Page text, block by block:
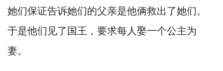
她们保证告诉她们的父亲是他俩救出了她们。
于是他们见了国王， 要求每人娶一个公主为
妻。